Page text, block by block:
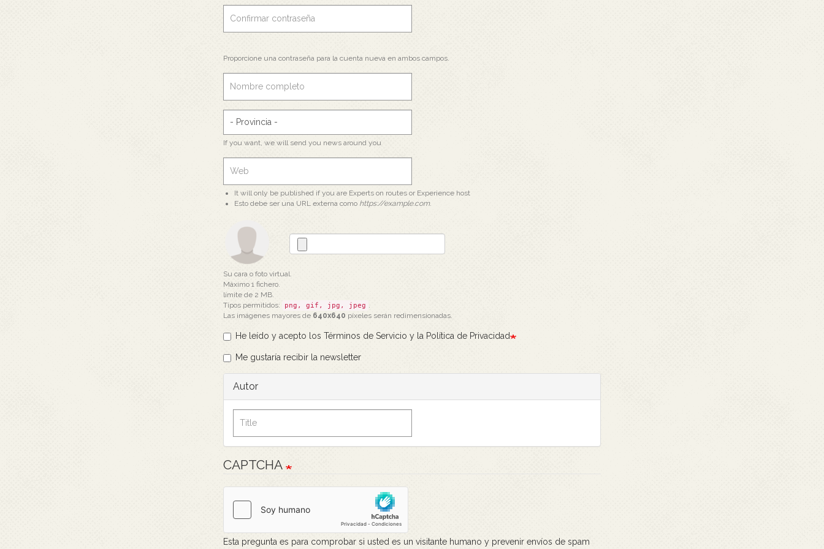
Proporcione una contraseña para la cuenta nueva en ambos campos.
If you want, we will send you news around you
It will only be published if you are Experts on routes or Experience host
Esto debe ser una URL externa como https://example.com.
Su cara o foto virtual.
Máximo 1 fichero.
límite de 2 MB.
Tipos permitidos:
png, gif, jpg, jpeg
Las imágenes mayores de 640x640 píxeles serán redimensionadas.
He leído y acepto los Términos de Servicio y la Política de Privacidad
Me gustaría recibir la newsletter
Autor
CAPTCHA
Esta pregunta es para comprobar si usted es un visitante humano y prevenir envíos de spam